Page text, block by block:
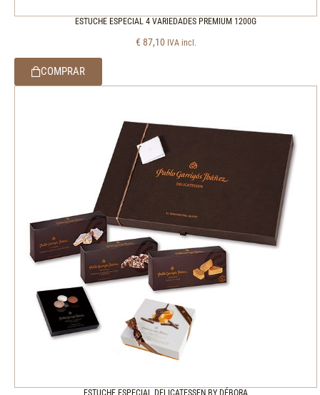
ESTUCHE ESPECIAL 4 VARIEDADES PREMIUM 1200G
€ 87,10 IVA incl.
COMPRAR
ESTUCHE ESPECIAL DELICATESSEN BY DÉBORA